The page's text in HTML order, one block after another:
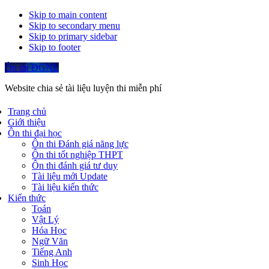
Skip to main content
Skip to secondary menu
Skip to primary sidebar
Skip to footer
Ôn thi ĐGNL
Website chia sẻ tài liệu luyện thi miễn phí
Trang chủ
Giới thiệu
Ôn thi đại học
Ôn thi Đánh giá năng lực
Ôn thi tốt nghiệp THPT
Ôn thi đánh giá tư duy
Tài liệu mới Update
Tài liệu kiến thức
Kiến thức
Toán
Vật Lý
Hóa Học
Ngữ Văn
Tiếng Anh
Sinh Học